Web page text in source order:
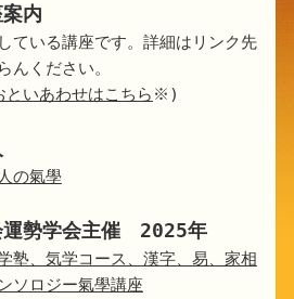
内
ている講座です。詳細はリンク先
んください。
といあわせはこちら ※)
の氣學
運勢学会主催 2025年
塾、気学コース、漢字、易、家相
ソロジー氣學講座